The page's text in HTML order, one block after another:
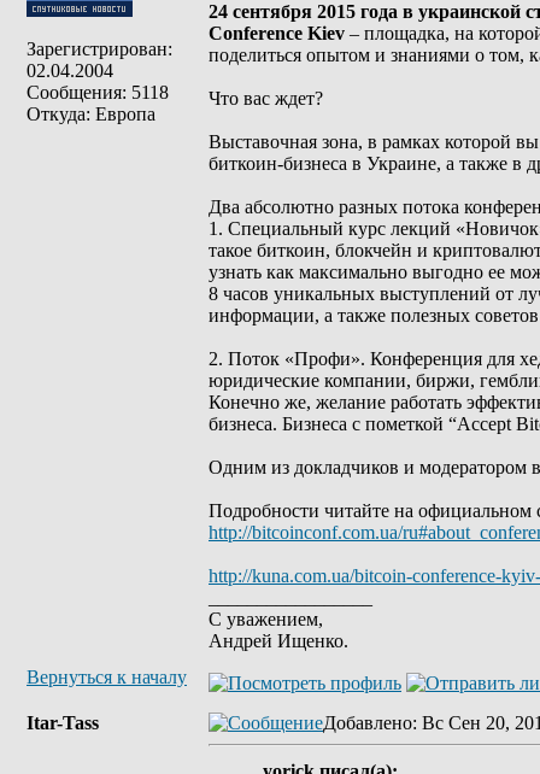
Зарегистрирован:
02.04.2004
Сообщения: 5118
Откуда: Европа
24 сентября 2015 года в
Conference Kiev – площадка, на
поделиться опытом и знаниями о том,
Что вас ждет?
Выставочная зона, в рамках которой
биткоин-бизнеса в Украине, а также
Два абсолютно разных потока
1. Специальный курс лекций
такое биткоин, блокчейн и
узнать как максимально выгодно ее
8 часов уникальных выступлений от
информации, а также полезных
2. Поток «Профи». Конференция для
юридические компании, биржи,
Конечно же, желание работать
бизнеса. Бизнеса с пометкой “Accept
Одним из докладчиков и модератором
Подробности читайте на официальном
http://bitcoinconf.com.ua/
http://kuna.com.ua/bitcoin-conference-
С уважением,
Андрей Ищенко.
Вернуться к началу
Itar-Tass Добавлено: Вс Сен 20,